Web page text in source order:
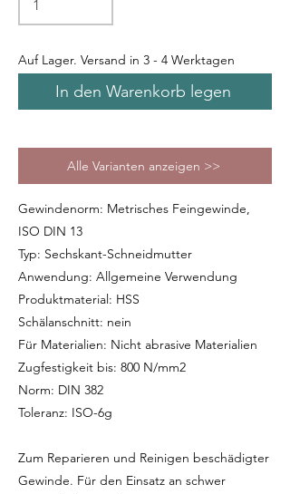
Auf Lager. Versand in 3 - 4 Werktagen
In den Warenkorb legen
Alle Varianten anzeigen >>
Gewindenorm: Metrisches Feingewinde,
ISO DIN 13
Typ: Sechskant-Schneidmutter
Anwendung: Allgemeine Verwendung
Produktmaterial: HSS
Schälanschnitt: nein
Für Materialien: Nicht abrasive Materialien
Zugfestigkeit bis: 800 N/mm2
Norm: DIN 382
Toleranz: ISO-6g
Zum Reparieren und Reinigen beschädigter
Gewinde. Für den Einsatz an schwer